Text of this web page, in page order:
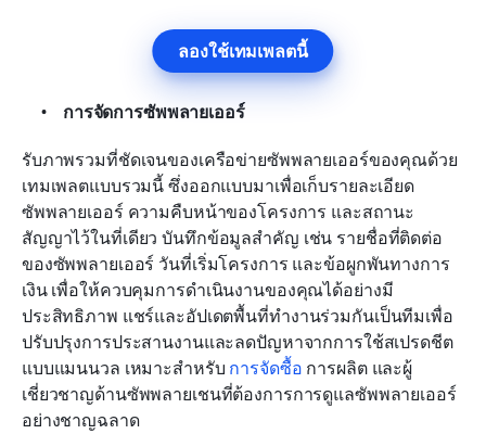
ลองใช้เทมเพลตนี้
การจัดการซัพพลายเออร์
รับภาพรวมที่ชัดเจนของเครือข่ายซัพพลายเออร์ของคุณด้วย
เทมเพลตแบบรวมนี้ ซึ่งออกแบบมาเพื่อเก็บรายละเอียด
ซัพพลายเออร์ ความคืบหน้าของโครงการ และสถานะ
สัญญาไว้ในที่เดียว บันทึกข้อมูลสำคัญ เช่น รายชื่อที่ติดต่อ
ของซัพพลายเออร์ วันที่เริ่มโครงการ และข้อผูกพันทางการ
เงิน เพื่อให้ควบคุมการดำเนินงานของคุณได้อย่างมี
ประสิทธิภาพ แชร์และอัปเดตพื้นที่ทำงานร่วมกันเป็นทีมเพื่อ
ปรับปรุงการประสานงานและลดปัญหาจากการใช้สเปรดชีต
แบบแมนนวล เหมาะสำหรับ การจัดซื้อ การผลิต และผู้
เชี่ยวชาญด้านซัพพลายเชนที่ต้องการการดูแลซัพพลายเออร์
อย่างชาญฉลาด